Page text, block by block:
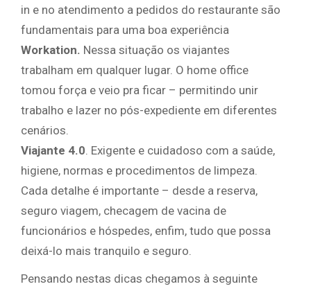
in e no atendimento a pedidos do restaurante são
fundamentais para uma boa experiência
Workation. Nessa situação os viajantes
trabalham em qualquer lugar. O home office
tomou força e veio pra ficar – permitindo unir
trabalho e lazer no pós-expediente em diferentes
cenários.
Viajante 4.0. Exigente e cuidadoso com a saúde,
higiene, normas e procedimentos de limpeza.
Cada detalhe é importante – desde a reserva,
seguro viagem, checagem de vacina de
funcionários e hóspedes, enfim, tudo que possa
deixá-lo mais tranquilo e seguro.
Pensando nestas dicas chegamos à seguinte